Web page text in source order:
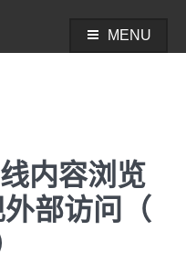
MENU
内容浏览
部访问（